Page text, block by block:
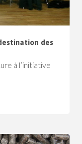
des
à l’initiative